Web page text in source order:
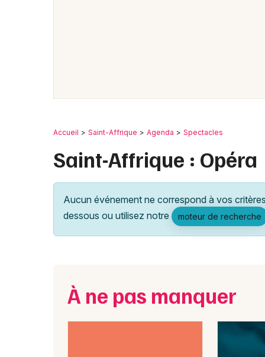
Accueil Saint-Affrique Agenda Spectacles
Saint-Affrique : Opéra
Aucun événement ne correspond à vos
dessous ou utilisez notre
moteur de recherche
À ne pas manquer